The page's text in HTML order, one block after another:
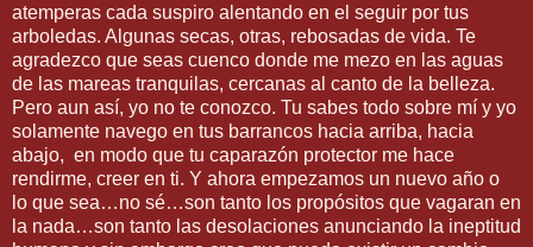
atemperas cada suspiro alentando en el seguir por tus
arboledas. Algunas secas, otras, rebosadas de vida. Te
agradezco que seas cuenco donde me mezo en las aguas
de las mareas tranquilas, cercanas al canto de la belleza.
Pero aun así, yo no te conozco. Tu sabes todo sobre mí y yo
solamente navego en tus barrancos hacia arriba, hacia
abajo, en modo que tu caparazón protector me hace
rendirme, creer en ti. Y ahora empezamos un nuevo año o
lo que sea…no sé…son tanto los propósitos que vagaran en
la nada…son tanto las desolaciones anunciando la ineptitud